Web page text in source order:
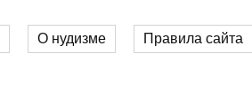
О нудизме Правила сайта